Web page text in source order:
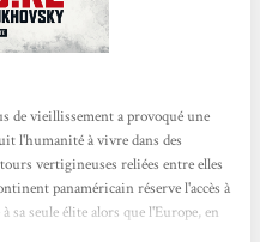
de vieillissement a provoqué une
l'humanité à vivre dans des
vertigineuses reliées entre elles
panaméricain réserve l'accès à
seule élite alors que l'Europe, en